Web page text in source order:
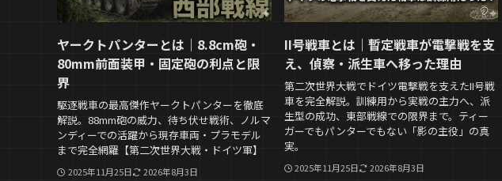
ヤークトパンターとは｜8.8cm砲・
80mm前面装甲・固定砲の利点と限
界
駆逐戦車の最高傑作ヤークトパンターを徹底
解説。88mm砲の威力、待ち伏せ戦術、ノルマ
ンディーでの活躍から現存車両・プラモデル
まで完全網羅【第二次世界大戦・ドイツ軍】
2025年11月25日 2026年8月3日
II号戦車とは｜暫定戦車が電撃戦を支
え、偵察・派生車へ移った理由
第二次世界大戦でドイツ電撃戦を支えたII号戦
車を完全解説。訓練用から実戦の主力へ、派
生型の成功、東部戦線での限界まで。ティー
ガーでもパンターでもない「影の主役」の真
実。
2025年11月25日 2026年8月3日